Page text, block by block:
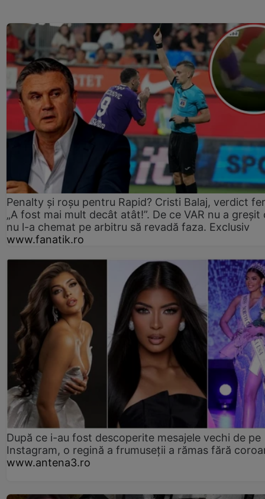
Penalty și roșu pentru Rapid? Cristi Balaj, verdict
„A fost mai mult decât atât!”. De ce VAR nu a greșit
nu l-a chemat pe arbitru să revadă faza. Exclusiv
www.fanatik.ro
După ce i-au fost descoperite mesajele vechi de pe
Instagram, o regină a frumuseții a rămas fără
www.antena3.ro